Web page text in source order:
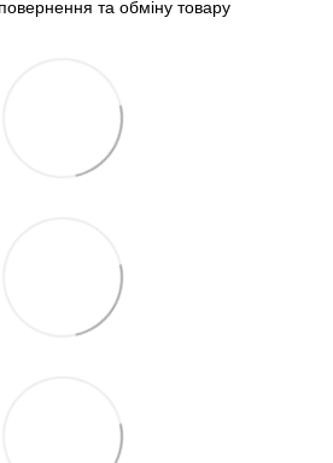
та обміну товару